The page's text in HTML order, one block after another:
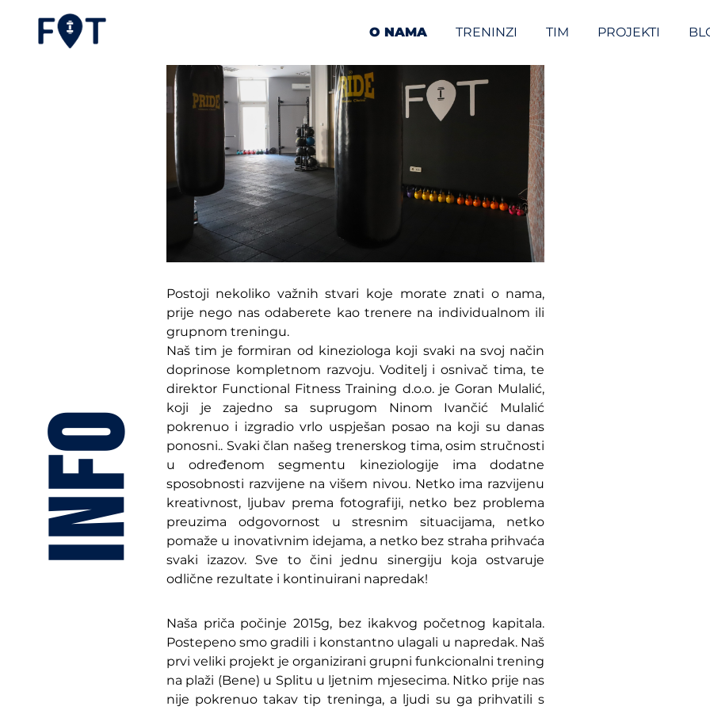
O NAMA TRENINZI TIM PROJEKTI
INFO
Postoji nekoliko važnih stvari koje morate znati o nama,
prije nego nas odaberete kao trenere na individualnom ili
grupnom treningu.
Naš tim je formiran od kineziologa koji svaki na svoj način
doprinose kompletnom razvoju. Voditelj i osnivač tima, te
direktor Functional Fitness Training d.o.o. je Goran Mulalić,
koji je zajedno sa suprugom Ninom Ivančić Mulalić
pokrenuo i izgradio vrlo uspješan posao na koji su danas
ponosni.. Svaki član našeg trenerskog tima, osim stručnosti
u određenom segmentu kineziologije ima dodatne
sposobnosti razvijene na višem nivou. Netko ima razvijenu
kreativnost, ljubav prema fotografiji, netko bez problema
preuzima odgovornost u stresnim situacijama, netko
pomaže u inovativnim idejama, a netko bez straha prihvaća
svaki izazov. Sve to čini jednu sinergiju koja ostvaruje
odlične rezultate i kontinuirani napredak!
Naša priča počinje 2015g, bez ikakvog početnog kapitala.
Postepeno smo gradili i konstantno ulagali u napredak. Naš
prvi veliki projekt je organizirani grupni funkcionalni trening
na plaži (Bene) u Splitu u ljetnim mjesecima. Nitko prije nas
nije pokrenuo takav tip treninga, a ljudi su ga prihvatili s